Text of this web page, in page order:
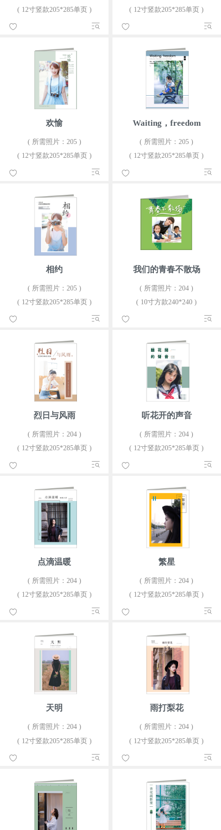
( 12寸竖款205*285单页 )
( 12寸竖款205*285单页 )
欢愉
( 所需照片：205 )
( 12寸竖款205*285单页 )
Waiting，freedom
( 所需照片：205 )
( 12寸竖款205*285单页 )
相约
( 所需照片：205 )
( 12寸竖款205*285单页 )
我们的青春不散场
( 所需照片：204 )
( 10寸方款240*240 )
烈日与风雨
( 所需照片：204 )
( 12寸竖款205*285单页 )
听花开的声音
( 所需照片：204 )
( 12寸竖款205*285单页 )
点滴温暖
( 所需照片：204 )
( 12寸竖款205*285单页 )
繁星
( 所需照片：204 )
( 12寸竖款205*285单页 )
天明
( 所需照片：204 )
( 12寸竖款205*285单页 )
雨打梨花
( 所需照片：204 )
( 12寸竖款205*285单页 )